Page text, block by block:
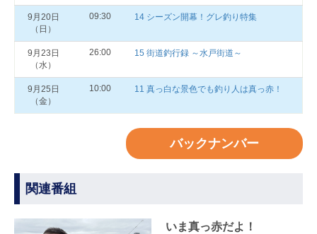
9月20日
（日）
09:30 14 シーズン開幕！グレ釣り特集
9月23日
（水）
26:00 15 街道釣行録 ～水戸街道～
9月25日
（金）
10:00 11 真っ白な景色でも釣り人は真っ赤！
バックナンバー
関連番組
いま真っ赤だよ！